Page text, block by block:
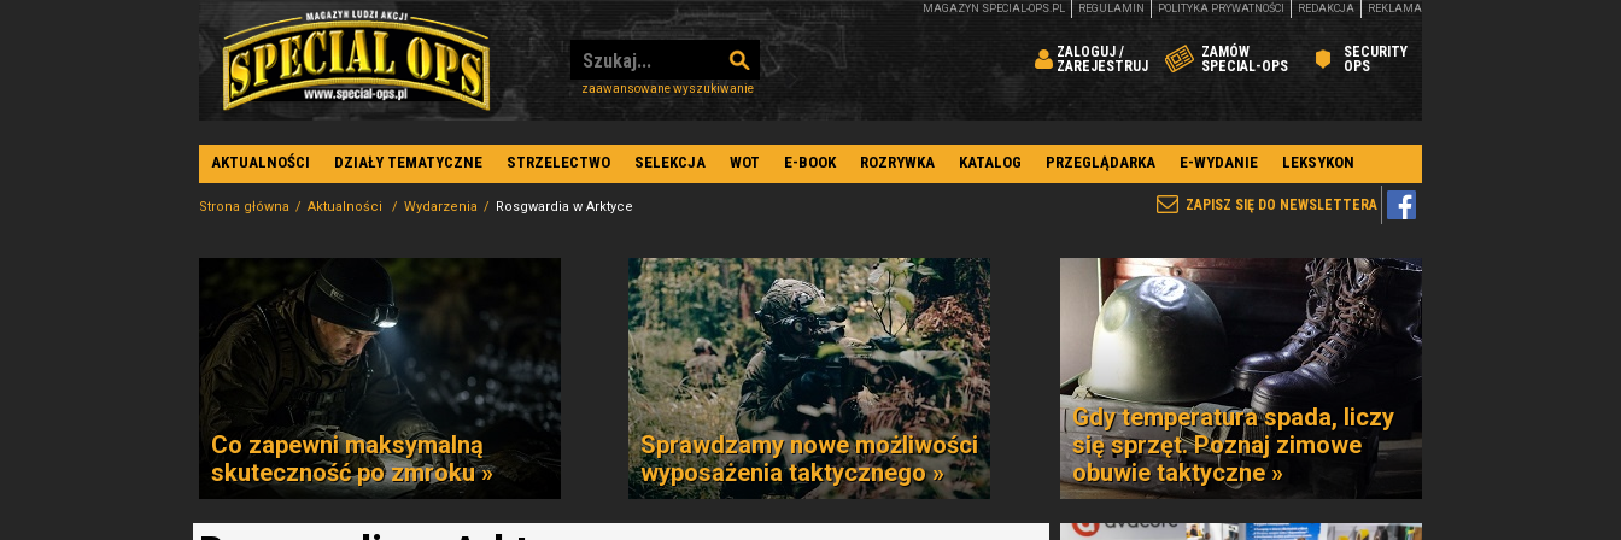
zaawansowane wyszukiwanie
ZALOGUJ /
ZAREJESTRUJ
ZAMÓW
SPECIAL-OPS
SECURITY
OPS
MAGAZYN SPECIAL-OPS.PL REGULAMIN POLITYKA PRYWATNOŚCI REDAKCJA REKLAMA
AKTUALNOŚCI DZIAŁY TEMATYCZNE STRZELECTWO SELEKCJA WOT E-BOOK ROZRYWKA KATALOG PRZEGLĄDARKA E-WYDANIE LEKSYKON
ZAPISZ SIĘ DO NEWSLETTERA
Strona główna Aktualności Wydarzenia Rosgwardia w Arktyce
Co zapewni maksymalną
skuteczność po zmroku »
Sprawdzamy nowe możliwości
wyposażenia taktycznego »
Gdy temperatura spada, liczy
się sprzęt. Poznaj zimowe
obuwie taktyczne »